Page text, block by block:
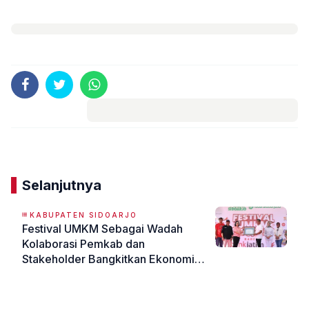
Selanjutnya
KABUPATEN SIDOARJO
Festival UMKM Sebagai Wadah
Kolaborasi Pemkab dan
Stakeholder Bangkitkan Ekonomi